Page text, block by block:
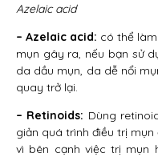
Azelaic acid
– Azelaic acid: có thể
mụn gây ra, nếu bạn sử
da dầu mụn, da dễ nổi
quay trở lại.
– Retinoids: Dùng
giản quá trình điều trị
vì bên cạnh việc trị mụn